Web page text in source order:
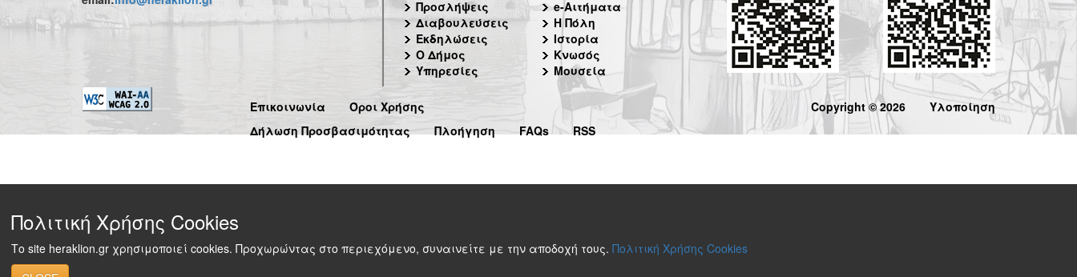
Προσλήψεις
Διαβουλεύσεις
Εκδηλώσεις
Ο Δήμος
Υπηρεσίες
e-Αιτήματα
Η Πόλη
Ιστορία
Κνωσός
Μουσεία
Επικοινωνία
Όροι Χρήσης
Δήλωση Προσβασιμότητας
Πλοήγηση FAQs RSS
Copyright © 2026 Υλοποίηση
Πολιτική Χρήσης Cookies
Το site heraklion.gr χρησιμοποιεί cookies. Προχωρώντας στο περιεχόμενο, συναινείτε με την αποδοχή τους. Πολιτική Χρήσης Cookies